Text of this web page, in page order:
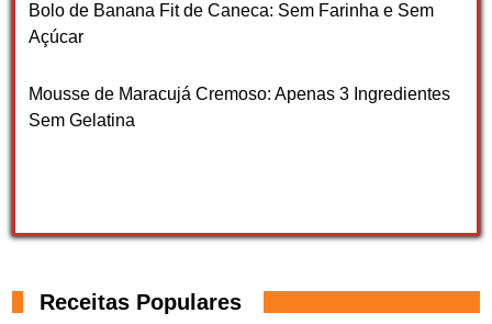
Bolo de Banana Fit de Caneca: Sem Farinha e Sem
Açúcar
Mousse de Maracujá Cremoso: Apenas 3 Ingredientes
Sem Gelatina
Receitas Populares